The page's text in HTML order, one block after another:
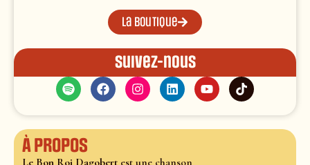
La boutique
Suivez-nous
À propos